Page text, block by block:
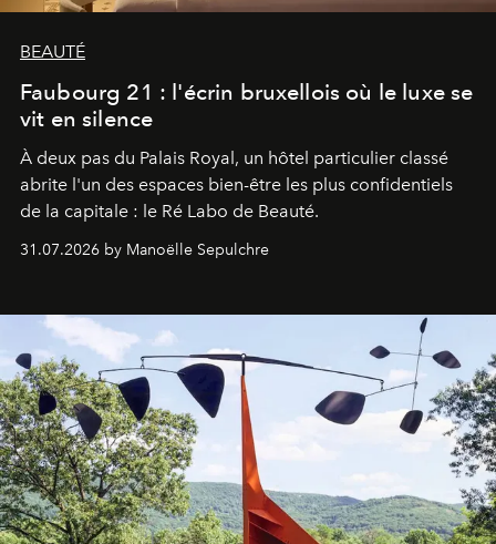
BEAUTÉ
Faubourg 21 : l'écrin bruxellois où le luxe se
vit en silence
À deux pas du Palais Royal, un hôtel particulier classé
abrite l'un des espaces bien-être les plus confidentiels
de la capitale : le Ré Labo de Beauté.
31.07.2026 by Manoëlle Sepulchre